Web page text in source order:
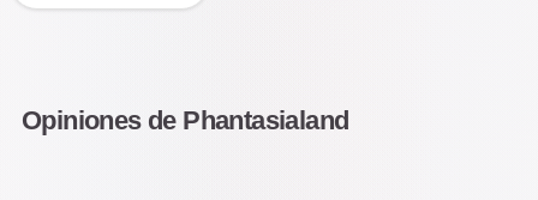
Opiniones de Phantasialand